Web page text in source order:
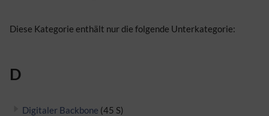
Diese Kategorie enthält nur die folgende Unterkategorie:
D
Digitaler Backbone (45 S)